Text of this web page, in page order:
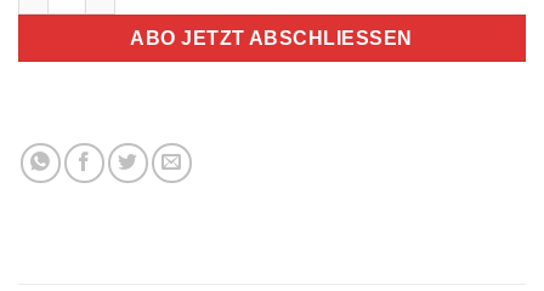
ABO JETZT ABSCHLIESSEN